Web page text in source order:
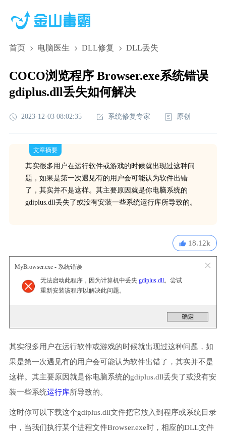
首页 电脑医生 DLL修复 DLL丢失
COCO浏览程序 Browser.exe系统错误
gdiplus.dll丢失如何解决
2023-12-03 08:02:35 系统修复专家 原创
文章摘要
其实很多用户在运行软件或游戏的时候就出现过这种问
题，如果是第一次遇见有的用户会可能认为软件出错
了，其实并不是这样。其主要原因就是你电脑系统的
gdiplus.dll丢失了或没有安装一些系统运行库所导致的。
18.12k
MyBrowser.exe - 系统错误
无法启动此程序，因为计算机中丢失 gdiplus.dll。尝试
重新安装该程序以解决此问题。
其实很多用户在运行软件或游戏的时候就出现过这种问题，如
果是第一次遇见有的用户会可能认为软件出错了，其实并不是
这样。其主要原因就是你电脑系统的gdiplus.dll丢失了或没有安
装一些系统运行库所导致的。
这时你可以下载这个gdiplus.dll文件把它放入到程序或系统目录
中，当我们执行某个进程文件Browser.exe时，相应的DLL文件